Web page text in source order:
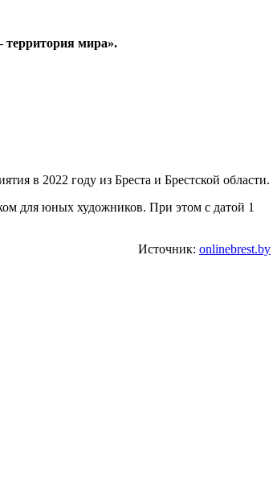
территория мира».
в 2022 году из Бреста и Брестской области.
для юных художников. При этом с датой 1
Источник: onlinebrest.by